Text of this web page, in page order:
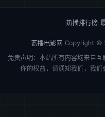
热播排行榜|
蓝播电影网 Copyright ©
免责声明：本站所有内容均来自
你的权益，请通知我们，我们